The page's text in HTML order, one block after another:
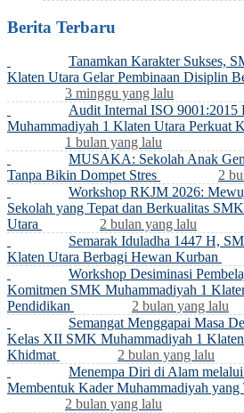
Berita Terbaru
Tanamkan Karakter Sukses,
Klaten Utara Gelar Pembinaan Disiplin
3 minggu yang lalu
Audit Internal ISO 9001:2015
Muhammadiyah 1 Klaten Utara Perkuat
1 bulan yang lalu
MUSAKA: Sekolah Anak
Tanpa Bikin Dompet Stres
2
Workshop RKJM 2026:
Sekolah yang Tepat dan Berkualitas
Utara
2 bulan yang lalu
Semarak Iduladha 1447 H,
Klaten Utara Berbagi Hewan Kurban
Workshop Desiminasi
Komitmen SMK Muhammadiyah 1
Pendidikan
2 bulan yang lalu
Semangat Menggapai Masa
Kelas XII SMK Muhammadiyah 1
Khidmat
2 bulan yang lalu
Menempa Diri di Alam
Membentuk Kader Muhammadiyah
2 bulan yang lalu